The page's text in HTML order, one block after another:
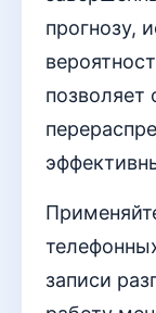
прогнозу,
позволяет
записи